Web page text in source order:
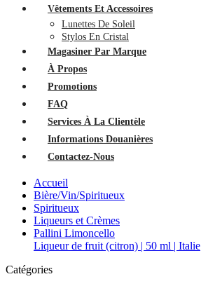
Vêtements Et Accessoires
Lunettes De Soleil
Stylos En Cristal
Magasiner Par Marque
À Propos
Promotions
FAQ
Services À La Clientèle
Informations Douanières
Contactez-Nous
Accueil
Bière/Vin/Spiritueux
Spiritueux
Liqueurs et Crèmes
Pallini Limoncello
Liqueur de fruit (citron) | 50 ml | Italie
Catégories